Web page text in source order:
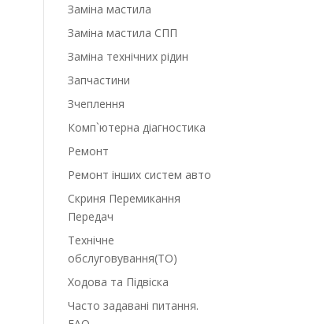
Заміна мастила
Заміна мастила СПП
Заміна технічних рідин
Запчастини
Зчеплення
Комп`ютерна діагностика
Ремонт
Ремонт інших систем авто
Скриня Перемикання
Передач
Технічне
обслуговування(ТО)
Ходова та Підвіска
Часто задавані питання.